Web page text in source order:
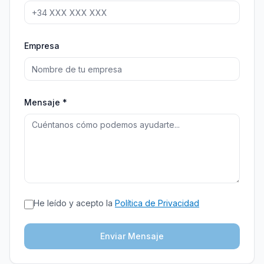
Empresa
Mensaje *
He leído y acepto la Política de Privacidad
Enviar Mensaje